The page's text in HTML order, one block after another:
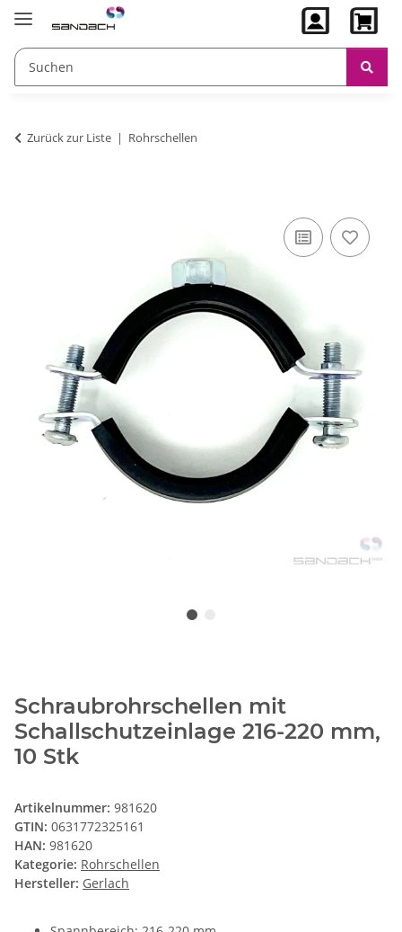
Zurück zur Liste Rohrschellen
Schraubrohrschellen mit
Schallschutzeinlage 216-220 mm,
10 Stk
Artikelnummer: 981620
GTIN: 0631772325161
HAN: 981620
Kategorie: Rohrschellen
Hersteller: Gerlach